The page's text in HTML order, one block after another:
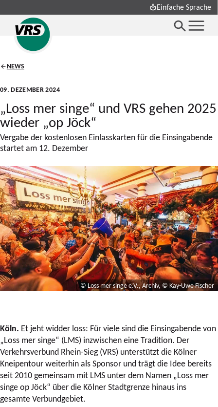
Einfache Sprache
NEWS
09. DEZEMBER 2024
„Loss mer singe“ und VRS gehen 2025
wieder „op Jöck“
Vergabe der kostenlosen Einlasskarten für die Einsingabende
startet am 12. Dezember
© Loss mer singe e.V., Archiv, © Kay-Uwe Fischer
Köln. Et jeht widder loss: Für viele sind die Einsingabende von
„Loss mer singe“ (LMS) inzwischen eine Tradition. Der
Verkehrsverbund Rhein-Sieg (VRS) unterstützt die Kölner
Kneipentour weiterhin als Sponsor und trägt die Idee bereits
seit 2010 gemeinsam mit LMS unter dem Namen „Loss mer
singe op Jöck“ über die Kölner Stadtgrenze hinaus ins
gesamte Verbundgebiet.